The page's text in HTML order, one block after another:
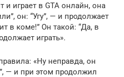
и играет в GTA онлайн, она
он: “Угу”, — и продолжает
в коме!” Он такой: “Да, в
играть».
«Ну неправда, он
— и при этом продолжил